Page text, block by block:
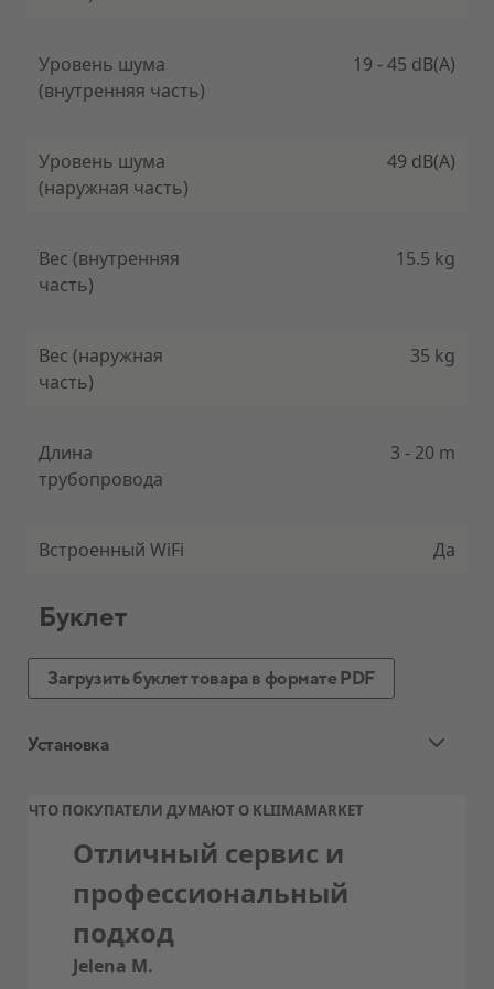
устройством через смарт-устройство, даже когда
вы находитесь вдали от дома.
Уровень шума
(внутренняя часть)
19 - 45 dB(A)
Уровень шума
(наружная часть)
49 dB(A)
Вес (внутренняя
часть)
15.5 kg
Вес (наружная
часть)
35 kg
Длина
трубопровода
3 - 20 m
Встроенный WiFi Да
Буклет
Загрузить буклет товара в формате PDF
Установка
Стандартная установка воздушного
теплового насоса и кондиционера
Ценовой пакет квалифицированной
стандартной установки, обычно
включает:
ЧТО ПОКУПАТЕЛИ ДУМАЮТ О KLIIMAMARKET
Отличный сервис и
профессиональный
подход
Jelena M.